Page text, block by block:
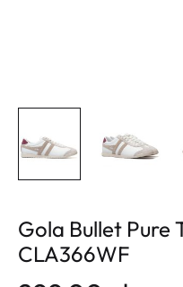
Gola Bullet Pure
CLA366WF